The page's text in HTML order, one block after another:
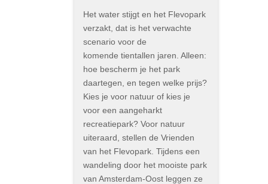
Het water stijgt en het Flevopark
verzakt, dat is het verwachte
scenario voor de
komende tientallen jaren. Alleen:
hoe bescherm je het park
daartegen, en tegen welke prijs?
Kies je voor natuur of kies je
voor een aangeharkt
recreatiepark? Voor natuur
uiteraard, stellen de Vrienden
van het Flevopark. Tijdens een
wandeling door het mooiste park
van Amsterdam-Oost leggen ze